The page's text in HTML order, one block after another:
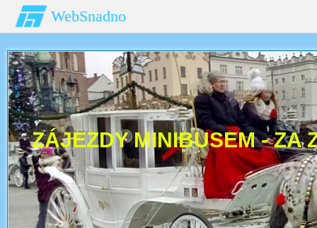
WebSnadno
ZÁJEZDY MINIBUSEM - ZA